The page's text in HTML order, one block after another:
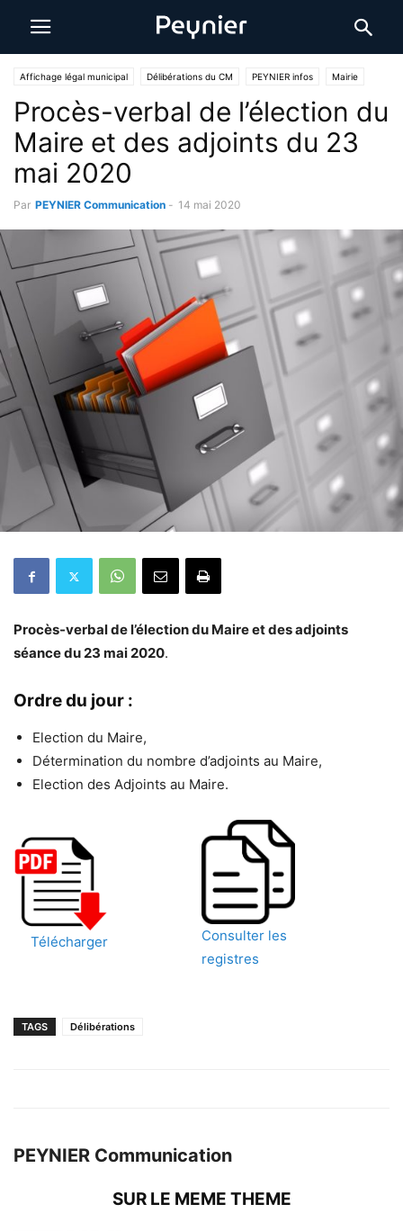
Affichage légal municipal Délibérations du CM PEYNIER infos Mairie
Procès-verbal de l’élection du
Maire et des adjoints du 23
mai 2020
Par PEYNIER Communication - 14 mai 2020
Procès-verbal de l’élection du Maire et des adjoints
séancedu 23 mai 2020.
Ordre du jour :
Election du Maire,
Détermination du nombre d’adjoints au Maire,
Election des Adjoints au Maire.
Télécharger
Consulter les
registres
TAGS Délibérations
PEYNIER Communication
SUR LE MEME THEME